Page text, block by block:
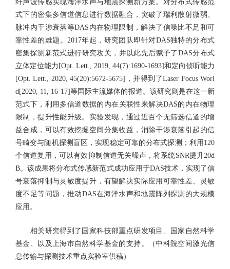
纤声波传感实现海洋水声与地震探测新方案。对分布式传感范
式下的密集多信道信息进行数据融合，突破了瑞利散射微弱、
脉冲内干涉衰落等DAS内在物理限制，解决了信噪比不足和可
靠性差的难题。2017年起，研究团队即针对DAS独特的分布式
密集探测新范式进行研究攻关，并以此先后赋予了DAS分布式
立体定位能力[Opt. Lett., 2019, 44(7):1690-1693]和定向侦听能力
[Opt. Lett., 2020, 45(20):5672-5675]，并得到了Laser Focus Worl
d[2020, 11, 16-17]等国际主流媒体的报道。该研究则是在这一新
范式下，利用多信道数据的内在关联性来解决DAS的内在物理
限制，提升性能升级。实验发现，通过近百个无筛选信道的增
益合成，可以有效挖掘空间分集收益，消除干涉衰落引起的信
号畸变与随机探测盲区，实现稳定可靠的分布式探测；利用120
个信道复用，可以有效抑制信道无关噪声，将系统SNR提升20d
B。该成果将分布式传感新范式成功应用于DAS技术，实现了信
号衰落抑制与灵敏度提升，有望解决实际应用可靠性差、灵敏
度不足等问题，推动DAS在海洋水声和地震阵列探测的大规模
应用。
相关研究得到了国家科技部重点研发项目、国家自然科学
基金、以及上海市自然科学基金的支持。（中科院空间激光信
息传输与探测技术重点实验室供稿）